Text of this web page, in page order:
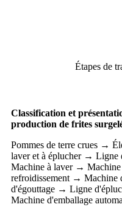
Étapes de
Classification et
production de frites
Pommes de terre crues →
laver et à éplucher →
Machine à laver →
refroidissement →
d'égouttage → Ligne
Machine d'emballage